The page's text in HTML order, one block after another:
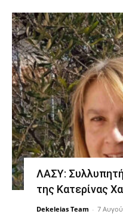
ΛΑΣΥ:
της Κατερίνας
Dekeleias Team - 7